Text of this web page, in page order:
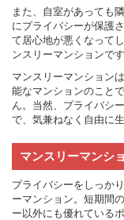
また、自室があっても
にプライバシーが保護
て居心地が悪くなって
ンスリーマンションです
マンスリーマンション
能なマンションのこと
ん。当然、プライバシ
で、気兼ねなく自由に
マンスリーマンシ
プライバシーをしっか
ーマンション。短期間
ー以外にも優れている